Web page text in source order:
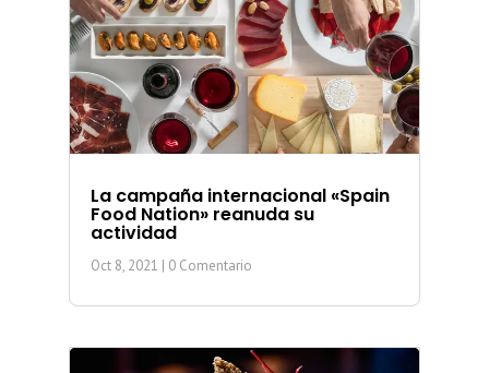
La campaña internacional «Spain
Food Nation» reanuda su
actividad
Oct 8, 2021 | 0 Comentario